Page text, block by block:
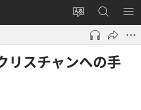
サ
ト
の
言
ロ
グ
ン
（新
し
JW.ORG
の
検
索
メ
を
リスチャン​へ​の​手